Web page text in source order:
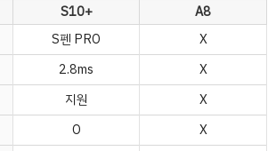
S10+
A8
S펜 PRO
X
2.8ms
X
지원
X
O
X